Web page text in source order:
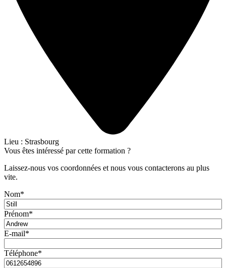
Lieu : Strasbourg
Vous êtes intéressé par cette formation ?
Laissez-nous vos coordonnées et nous vous contacterons au plus
vite.
Nom*
Prénom*
E-mail*
Téléphone*